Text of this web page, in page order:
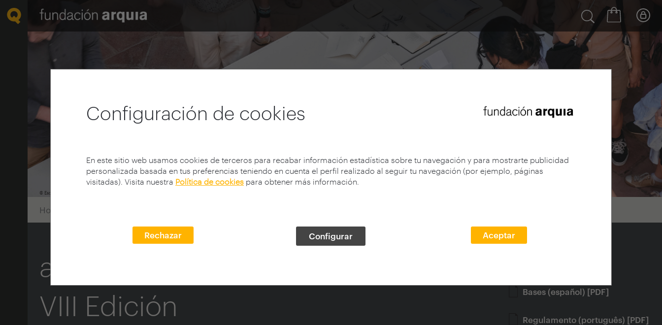
Configuración de cookies
En este sitio web usamos cookies de terceros para recabar información estadística sobre tu navegación y para mostrarte publicidad
personalizada basada en tus preferencias teniendo en cuenta el perfil realizado al seguir tu navegación (por ejemplo, páginas
visitadas). Visita nuestra Política de cookies para obtener más información.
Rechazar Configurar Aceptar
© Escuela de verano 2025 de la Fundación Culturas Constructivas Tradicionales
Home
arquia/becas
VIII Edición
Bases (español) [PDF]
Regulamento (português) [PDF]